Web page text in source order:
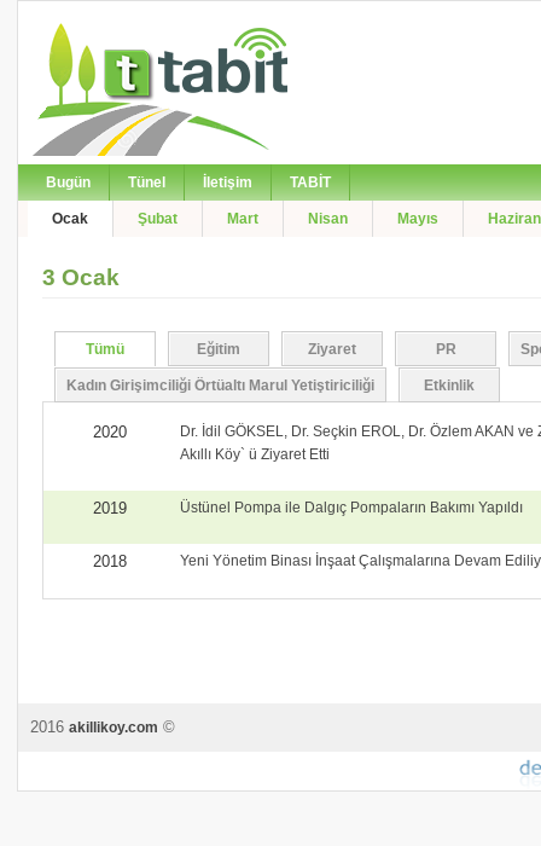
Bugün Tünel İletişim TABİT
Ocak Şubat Mart Nisan Mayıs Haziran
3 Ocak
Tümü Eğitim Ziyaret PR
Kadın Girişimciliği Örtüaltı Marul Yetiştiriciliği Etkinlik
2020
Dr. İdil GÖKSEL, Dr. Seçkin EROL, Dr. Özlem AKAN
Akıllı Köy` ü Ziyaret Etti
2019 Üstünel Pompa ile Dalgıç Pompaların Bakımı Yapıldı
2018 Yeni Yönetim Binası İnşaat Çalışmalarına Devam
2016 akillikoy.com ©